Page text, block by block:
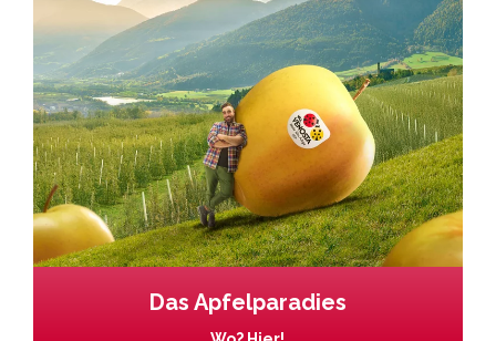
Das Apfelparadies